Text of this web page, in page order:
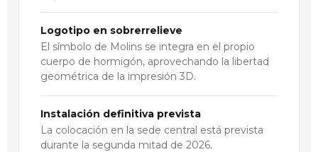
Logotipo en sobrerrelieve
El símbolo de Molins se integra en el propio
cuerpo de hormigón, aprovechando la libertad
geométrica de la impresión 3D.
Instalación definitiva prevista
La colocación en la sede central está prevista
durante la segunda mitad de 2026.